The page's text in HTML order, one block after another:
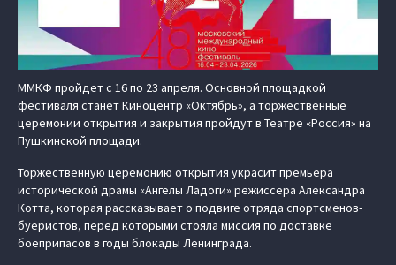
ММКФ пройдет с 16 по 23 апреля. Основной площадкой
фестиваля станет Киноцентр «Октябрь», а торжественные
церемонии открытия и закрытия пройдут в Театре «Россия» на
Пушкинской площади.
Торжественную церемонию открытия украсит премьера
исторической драмы «Ангелы Ладоги» режиссера Александра
Котта, которая рассказывает о подвиге отряда спортсменов-
буеристов, перед которыми стояла миссия по доставке
боеприпасов в годы блокады Ленинграда.